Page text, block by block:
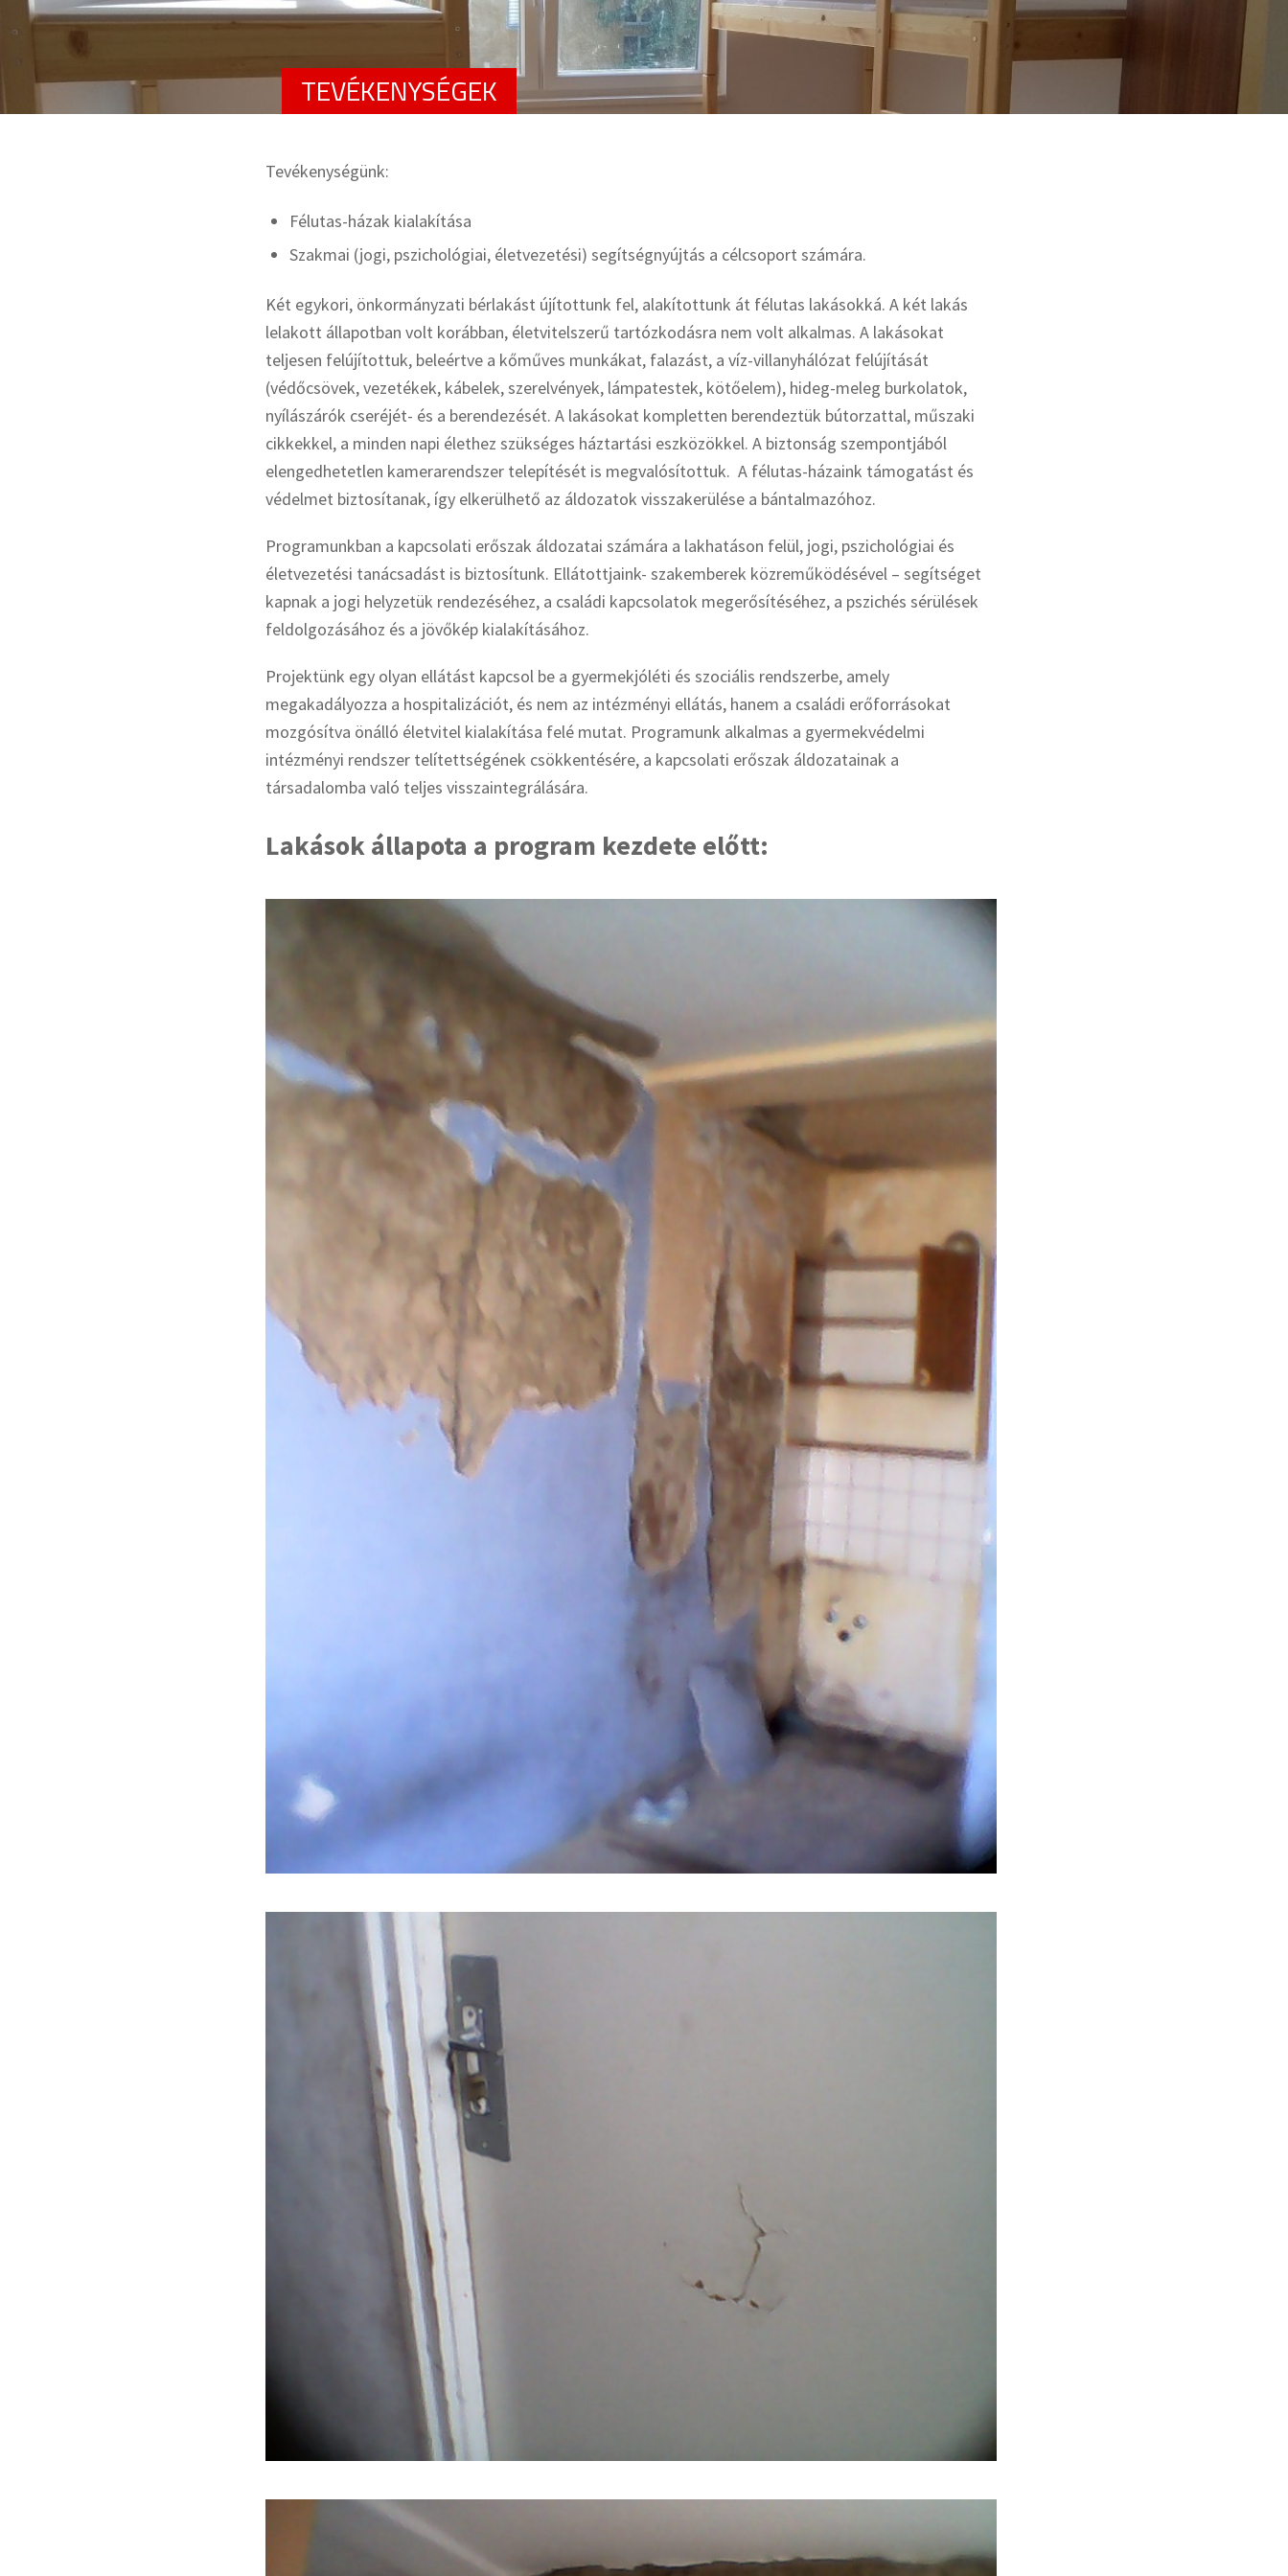
TEVÉKENYSÉGEK
Tevékenységünk:
Félutas-házak kialakítása
Szakmai (jogi, pszichológiai, életvezetési) segítségnyújtás a célcsoport számára.
Két egykori, önkormányzati bérlakást újítottunk fel, alakítottunk át félutas lakásokká. A két lakás
lelakott állapotban volt korábban, életvitelszerű tartózkodásra nem volt alkalmas. A lakásokat
teljesen felújítottuk, beleértve a kőműves munkákat, falazást, a víz-villanyhálózat felújítását
(védőcsövek, vezetékek, kábelek, szerelvények, lámpatestek, kötőelem), hideg-meleg burkolatok,
nyílászárók cseréjét- és a berendezését. A lakásokat kompletten berendeztük bútorzattal, műszaki
cikkekkel, a minden napi élethez szükséges háztartási eszközökkel. A biztonság szempontjából
elengedhetetlen kamerarendszer telepítését is megvalósítottuk. A félutas-házaink támogatást és
védelmet biztosítanak, így elkerülhető az áldozatok visszakerülése a bántalmazóhoz.
Programunkban a kapcsolati erőszak áldozatai számára a lakhatáson felül, jogi, pszichológiai és
életvezetési tanácsadást is biztosítunk. Ellátottjaink- szakemberek közreműködésével – segítséget
kapnak a jogi helyzetük rendezéséhez, a családi kapcsolatok megerősítéséhez, a pszichés sérülések
feldolgozásához és a jövőkép kialakításához.
Projektünk egy olyan ellátást kapcsol be a gyermekjóléti és szociális rendszerbe, amely
megakadályozza a hospitalizációt, és nem az intézményi ellátás, hanem a családi erőforrásokat
mozgósítva önálló életvitel kialakítása felé mutat. Programunk alkalmas a gyermekvédelmi
intézményi rendszer telítettségének csökkentésére, a kapcsolati erőszak áldozatainak a
társadalomba való teljes visszaintegrálására.
Lakások állapota a program kezdete előtt: